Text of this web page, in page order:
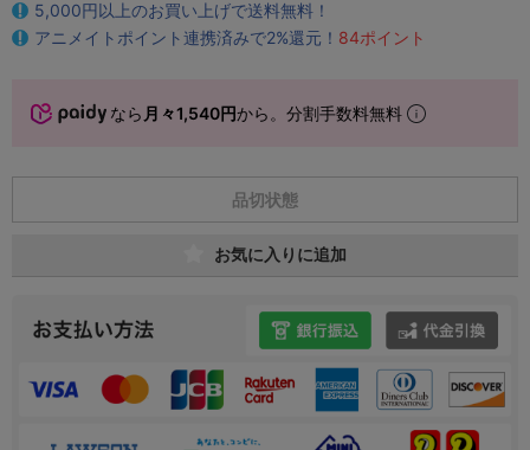
5,000円以上のお買い上げで送料無料！
アニメイトポイント連携済みで2%還元！ 84ポイント
なら 月々1,540円から。分割手数料無料
品切状態
お気に入りに追加